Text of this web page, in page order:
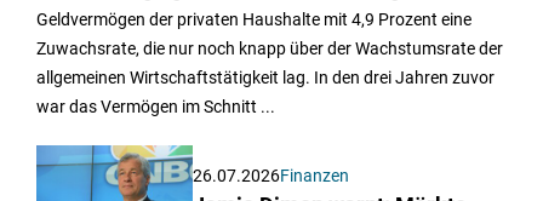
Geldvermögen der privaten Haushalte mit 4,9 Prozent eine
Zuwachsrate, die nur noch knapp über der Wachstumsrate der
allgemeinen Wirtschaftstätigkeit lag. In den drei Jahren zuvor
war das Vermögen im Schnitt ...
26.07.2026Finanzen